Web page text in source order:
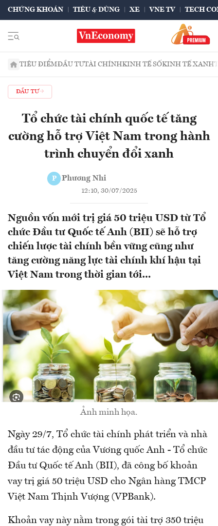
CHỨNG KHOÁN TIÊU & DÙNG XE VNE TV TECH
TIÊU ĐIỂMĐẦU TƯTÀI CHÍNHKINH TẾ SỐKINH TẾ XANH
ĐẦU TƯ
Tổ chức tài chính quốc tế tăng
cường hỗ trợ Việt Nam trong hành
trình chuyển đổi xanh
P Phương Nhi
12:10, 30/07/2025
Nguồn vốn mới trị giá 50 triệu USD từ Tổ
chức Đầu tư Quốc tế Anh (BII) sẽ hỗ trợ
chiến lược tài chính bền vững cũng như
tăng cường năng lực tài chính khí hậu tại
Việt Nam trong thời gian tới...
Ảnh minh họa.
Ngày 29/7, Tổ chức tài chính phát triển và nhà
đầu tư tác động của Vương quốc Anh - Tổ chức
Đầu tư Quốc tế Anh (BII), đã công bố khoản
vay trị giá 50 triệu USD cho Ngân hàng TMCP
Việt Nam Thịnh Vượng (VPBank).
Khoản vay này nằm trong gói tài trợ 350 triệu